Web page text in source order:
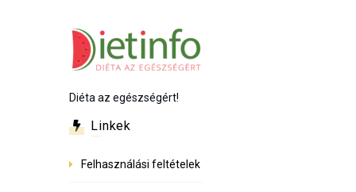
Diéta az egészségért!
Linkek
Felhasználási feltételek